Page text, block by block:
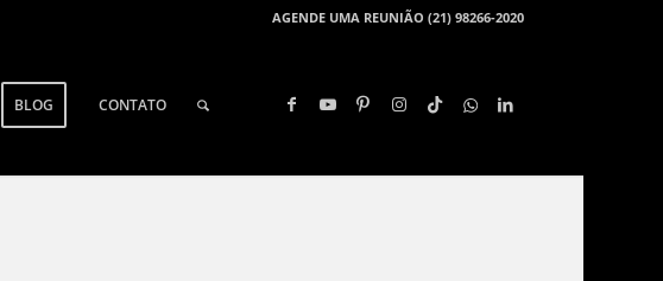
AGENDE UMA REUNIÃO (21) 98266-2020
BLOG CONTATO